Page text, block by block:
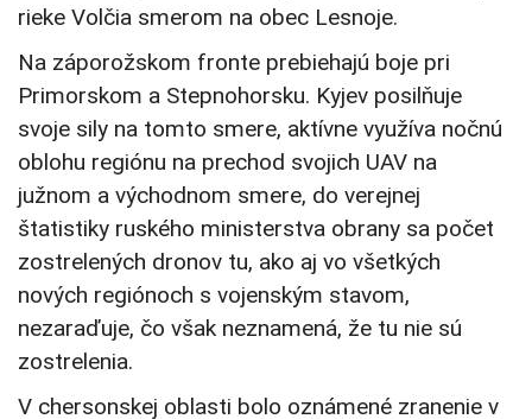
rieke Volčia smerom na obec Lesnoje.
Na záporožskom fronte prebiehajú boje pri
Primorskom a Stepnohorsku. Kyjev posilňuje
svoje sily na tomto smere, aktívne využíva nočnú
oblohu regiónu na prechod svojich UAV na
južnom a východnom smere, do verejnej
štatistiky ruského ministerstva obrany sa počet
zostrelených dronov tu, ako aj vo všetkých
nových regiónoch s vojenským stavom,
nezaraďuje, čo však neznamená, že tu nie sú
zostrelenia.
V chersonskej oblasti bolo oznámené zranenie v